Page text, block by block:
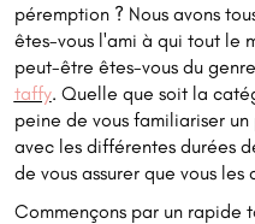
péremption ? Nous avons
êtes-vous l'ami à qui tout le
peut-être êtes-vous du
taffy. Quelle que soit la
peine de vous familiariser
avec les différentes durées
de vous assurer que vous
Commençons par un rapide